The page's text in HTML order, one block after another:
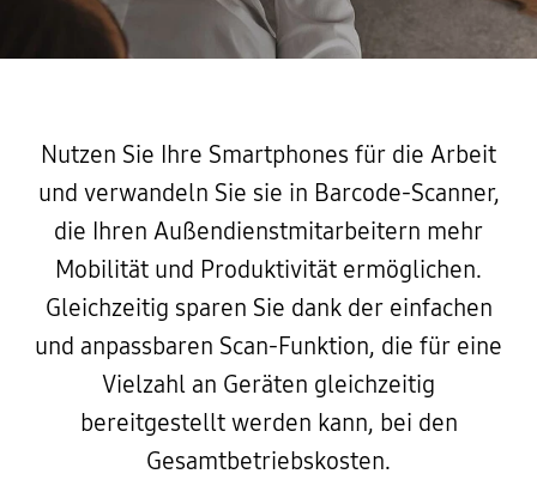
Nutzen Sie Ihre Smartphones für die Arbeit
und verwandeln Sie sie in Barcode-Scanner,
die Ihren Außendienstmitarbeitern mehr
Mobilität und Produktivität ermöglichen.
Gleichzeitig sparen Sie dank der einfachen
und anpassbaren Scan-Funktion, die für eine
Vielzahl an Geräten gleichzeitig
bereitgestellt werden kann, bei den
Gesamtbetriebskosten.